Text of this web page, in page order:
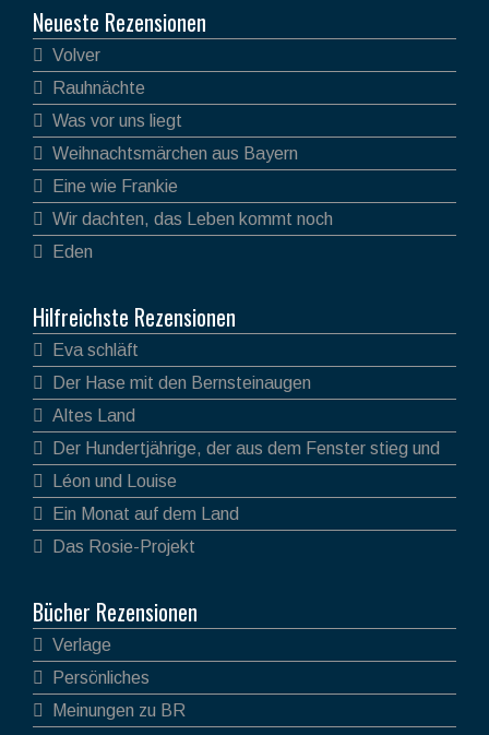
Neueste Rezensionen
Volver
Rauhnächte
Was vor uns liegt
Weihnachtsmärchen aus Bayern
Eine wie Frankie
Wir dachten, das Leben kommt noch
Eden
Hilfreichste Rezensionen
Eva schläft
Der Hase mit den Bernsteinaugen
Altes Land
Der Hundertjährige, der aus dem Fenster stieg und
verschwand
Léon und Louise
Ein Monat auf dem Land
Das Rosie-Projekt
Bücher Rezensionen
Verlage
Persönliches
Meinungen zu BR